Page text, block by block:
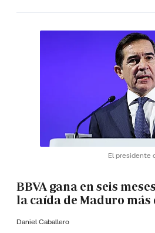
El presidente
BBVA gana en seis
la caída de Maduro más
Daniel Caballero